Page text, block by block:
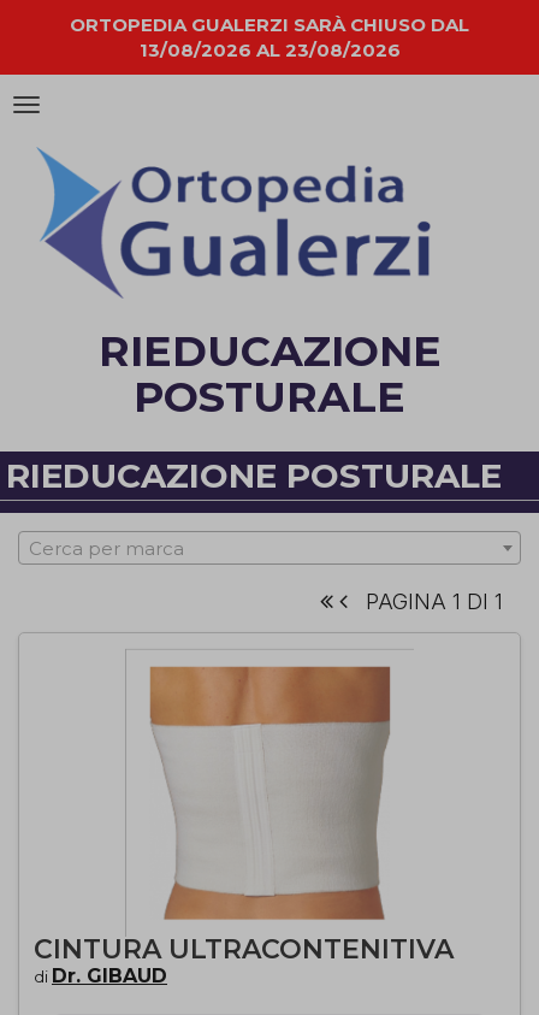
ORTOPEDIA GUALERZI SARÀ CHIUSO DAL
13/08/2026 AL 23/08/2026
Attiva/disattiva
navigazione
RIEDUCAZIONE
POSTURALE
RIEDUCAZIONE POSTURALE
Cerca per marca
PAGINA 1 DI 1
CINTURA ULTRACONTENITIVA
di Dr. GIBAUD